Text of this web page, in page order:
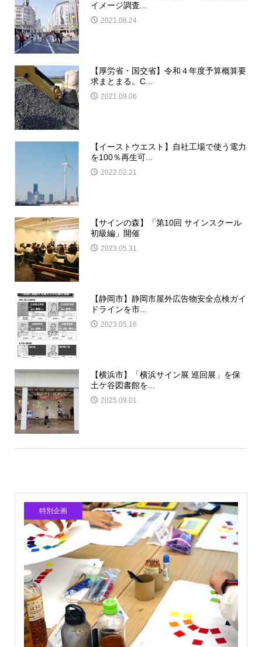
イメージ調査...
2021.08.24
【厚労省・国交省】令和４年度予算概算要
求まとまる。C...
2021.09.06
【イーストウエスト】自社工場で使う電力
を100％再生可...
2022.02.21
【サインの森】「第10回 サインスクール
初級編」開催
2023.05.31
【静岡市】静岡市屋外広告物安全点検ガイ
ドラインを市...
2023.05.16
【横浜市】「横浜サイン展 巡回展」を保
土ケ谷図書館を...
2025.09.01
特別企画